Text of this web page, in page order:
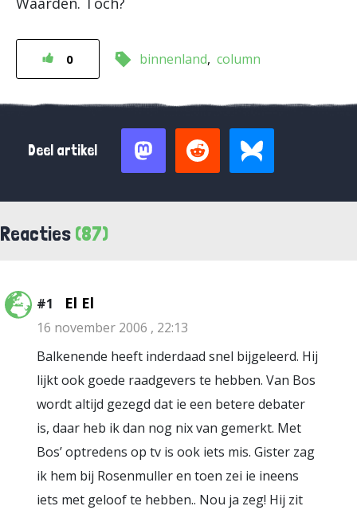
0 binnenland column
Deel artikel
Reacties (87)
#1 El El
16 november 2006 , 22:13
Balkenende heeft inderdaad snel bijgeleerd. Hij
lijkt ook goede raadgevers te hebben. Van Bos
wordt altijd gezegd dat ie een betere debater
is, daar heb ik dan nog nix van gemerkt. Met
Bos’ optredens op tv is ook iets mis. Gister zag
ik hem bij Rosenmuller en toen zei ie ineens
iets met geloof te hebben.. Nou ja zeg! Hij zit